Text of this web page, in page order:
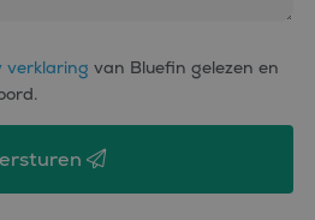
verklaring van Bluefin gelezen en